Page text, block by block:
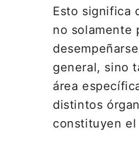
Esto significa
no solamente
general, sino
área
distintos
constituyen el